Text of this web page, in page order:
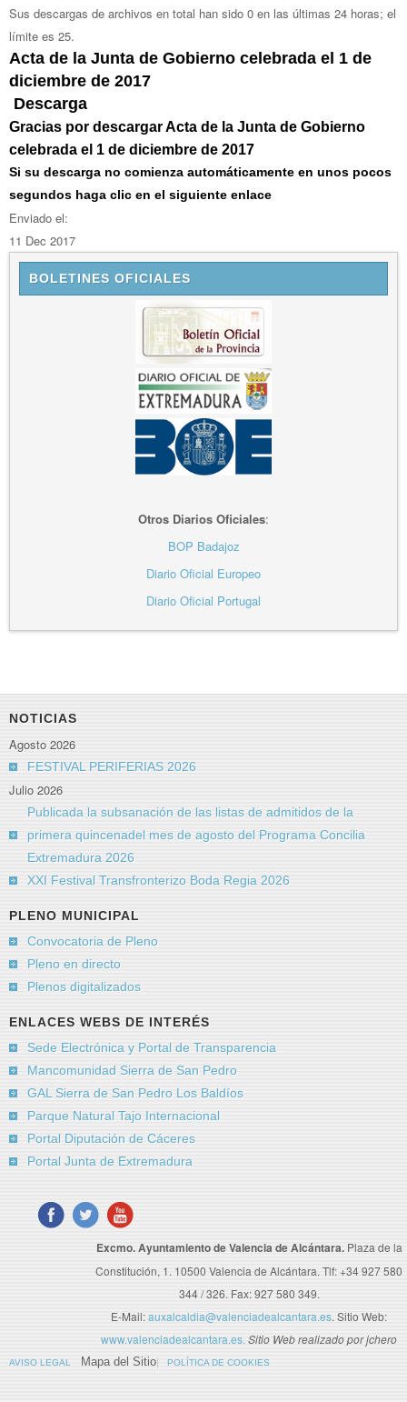
Sus descargas de archivos en total han sido 0 en las últimas 24 horas; el
límite es 25.
Acta de la Junta de Gobierno celebrada el 1 de
diciembre de 2017
Descarga
Gracias por descargar Acta de la Junta de Gobierno
celebrada el 1 de diciembre de 2017
Si su descarga no comienza automáticamente en unos pocos
segundos haga clic en el siguiente enlace
Enviado el:
11 Dec 2017
BOLETINES OFICIALES
Otros Diarios Oficiales:
BOP Badajoz
Diario Oficial Europeo
Diario Oficial Portugal
NOTICIAS
Agosto 2026
FESTIVAL PERIFERIAS 2026
Julio 2026
Publicada la subsanación de las listas de admitidos de la
primera quincenadel mes de agosto del Programa Concilia
Extremadura 2026
XXI Festival Transfronterizo Boda Regia 2026
PLENO MUNICIPAL
Convocatoria de Pleno
Pleno en directo
Plenos digitalizados
ENLACES WEBS DE INTERÉS
Sede Electrónica y Portal de Transparencia
Mancomunidad Sierra de San Pedro
GAL Sierra de San Pedro Los Baldíos
Parque Natural Tajo Internacional
Portal Diputación de Cáceres
Portal Junta de Extremadura
Excmo. Ayuntamiento de Valencia de Alcántara. Plaza de la
Constitución, 1. 10500 Valencia de Alcántara. Tlf: +34 927 580
344 / 326. Fax: 927 580 349.
E-Mail:auxalcaldia@valenciadealcantara.es. Sitio Web:
www.valenciadealcantara.es. Sitio Web realizado por jchero
AVISO LEGAL Mapa del Sitio POLÍTICA DE COOKIES